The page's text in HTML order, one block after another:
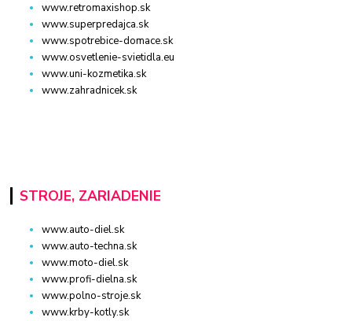
www.retromaxishop.sk
www.superpredajca.sk
www.spotrebice-domace.sk
www.osvetlenie-svietidla.eu
www.uni-kozmetika.sk
www.zahradnicek.sk
STROJE, ZARIADENIE
www.auto-diel.sk
www.auto-techna.sk
www.moto-diel.sk
www.profi-dielna.sk
www.polno-stroje.sk
www.krby-kotly.sk